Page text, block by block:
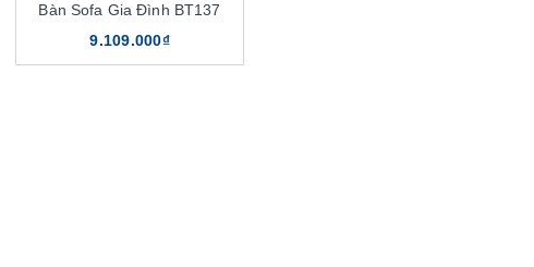
Bàn Sofa Gia Đình BT137
9.109.000₫